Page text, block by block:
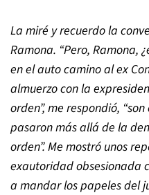
La miré y recuerdo la
Ramona. “Pero, Ramona,
en el auto camino al ex
almuerzo con la
orden”, me respondió, “son
pasaron más allá de la
orden”. Me mostró unos
exautoridad obsesionada
a mandar los papeles del